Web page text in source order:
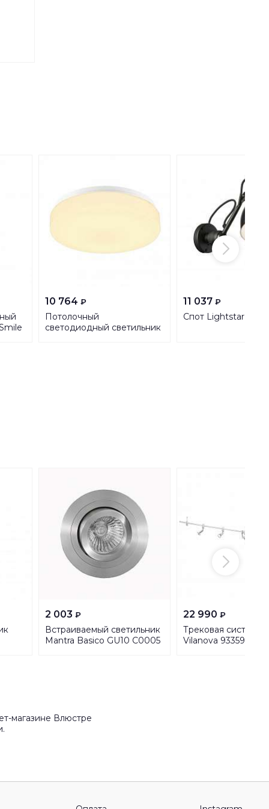
10 764 ₽
Потолочный
светодиодный светильник
11 037 ₽
Спот Lightstar Loft
2 003 ₽
Встраиваемый светильник
Mantra Basico GU10 C0005
22 990 ₽
Трековая система
Vilanova 93359
магазине Влюстре